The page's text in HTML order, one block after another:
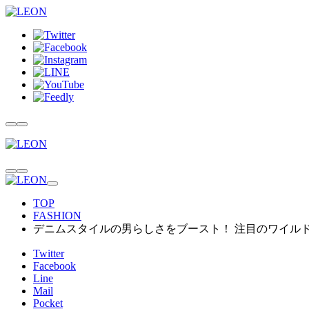
TOP
FASHION
デニムスタイルの男らしさをブースト！ 注目のワイル
Twitter
Facebook
Line
Mail
Pocket